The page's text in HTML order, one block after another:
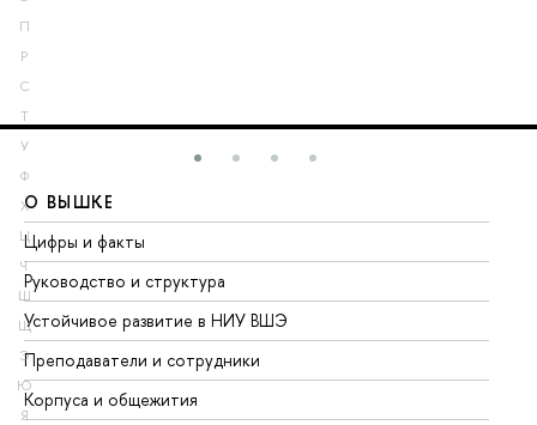
П
Р
С
Т
У
Ф
Х
Ц
Ч
Ш
Щ
Э
Ю
Я
О ВЫШКЕ
Цифры и факты
Руководство и структура
Устойчивое развитие в НИУ ВШЭ
Преподаватели и сотрудники
Корпуса и общежития